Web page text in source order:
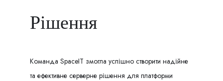
Рішення
Команда SpaceIT змогла успішно створити надійне
та ефективне серверне рішення для платформи